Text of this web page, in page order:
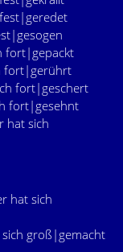
fort|gepackt
fort|gerührt
fort|geschert
fort|gesehnt
hat sich
hat sich
groß|gemacht